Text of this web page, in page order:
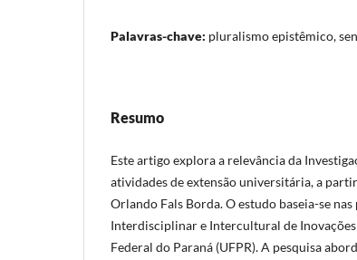
Palavras-chave: pluralismo epistêmico,
Resumo
Este artigo explora a relevância da
atividades de extensão universitária, a
Orlando Fals Borda. O estudo baseia-se
Interdisciplinar e Intercultural de
Federal do Paraná (UFPR). A pesquisa